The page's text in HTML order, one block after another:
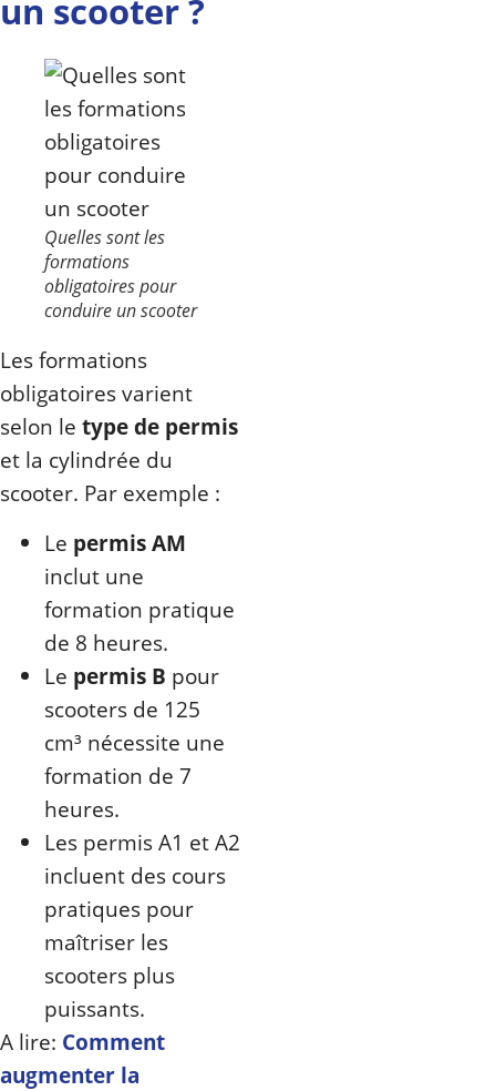
un scooter ?
Quelles sont les
formations
obligatoires pour
conduire un scooter
Les formations
obligatoires varient
selon le type de permis
et la cylindrée du
scooter. Par exemple :
Le permis AM
inclut une
formation pratique
de 8 heures.
Le permis B pour
scooters de 125
cm³ nécessite une
formation de 7
heures.
Les permis A1 et A2
incluent des cours
pratiques pour
maîtriser les
scooters plus
puissants.
A lire: Comment
augmenter la